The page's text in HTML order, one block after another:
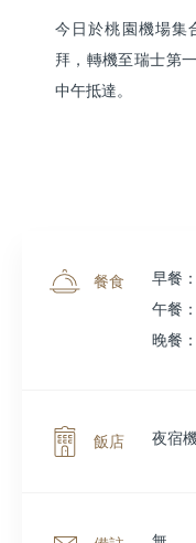
今日於桃園機場集
拜，轉機至瑞士第
中午抵達。
餐食
早餐
午餐
晚餐
飯店 夜宿